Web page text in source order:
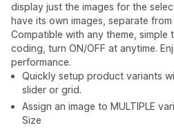
display just the images for the
have its own images, separate
Compatible with any theme, simple
coding, turn ON/OFF at anytime.
performance.
Quickly setup product variants
slider or grid.
Assign an image to MULTIPLE
Size